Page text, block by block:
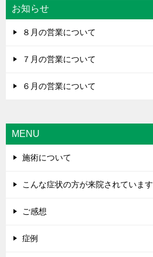
お知らせ
８月の営業について
７月の営業について
６月の営業について
MENU
施術について
こんな症状の方が来院されています
ご感想
症例